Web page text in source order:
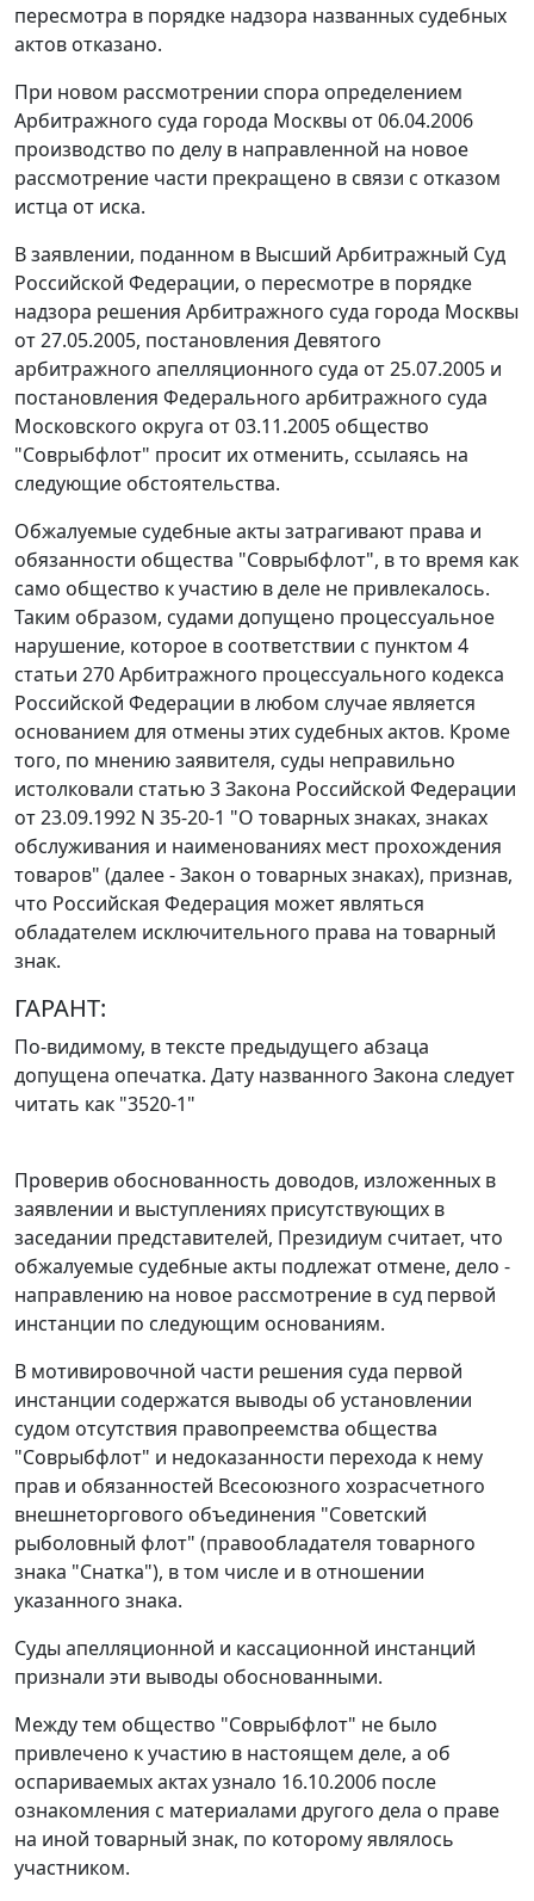
пересмотра в порядке надзора названных судебных
актов отказано.
При новом рассмотрении спора определением
Арбитражного суда города Москвы от 06.04.2006
производство по делу в направленной на новое
рассмотрение части прекращено в связи с отказом
истца от иска.
В заявлении, поданном в Высший Арбитражный Суд
Российской Федерации, о пересмотре в порядке
надзора решения Арбитражного суда города Москвы
от 27.05.2005, постановления Девятого
арбитражного апелляционного суда от 25.07.2005 и
постановления Федерального арбитражного суда
Московского округа от 03.11.2005 общество
"Соврыбфлот" просит их отменить, ссылаясь на
следующие обстоятельства.
Обжалуемые судебные акты затрагивают права и
обязанности общества "Соврыбфлот", в то время как
само общество к участию в деле не привлекалось.
Таким образом, судами допущено процессуальное
нарушение, которое в соответствии с пунктом 4
статьи 270Арбитражного процессуального кодекса
Российской Федерации в любом случае является
основанием для отмены этих судебных актов. Кроме
того, по мнению заявителя, суды неправильно
истолковали статью 3Закона Российской Федерации
от 23.09.1992 N 35-20-1 "О товарных знаках, знаках
обслуживания и наименованиях мест прохождения
товаров" (далее - Закон о товарных знаках), признав,
что Российская Федерация может являться
обладателем исключительного права на товарный
знак.
ГАРАНТ:
По-видимому, в тексте предыдущего абзаца
допущена опечатка. Дату названного Закона следует
читать как "3520-1"
Проверив обоснованность доводов, изложенных в
заявлении и выступлениях присутствующих в
заседании представителей, Президиум считает, что
обжалуемые судебные акты подлежат отмене, дело -
направлению на новое рассмотрение в суд первой
инстанции по следующим основаниям.
В мотивировочной части решения суда первой
инстанции содержатся выводы об установлении
судом отсутствия правопреемства общества
"Соврыбфлот" и недоказанности перехода к нему
прав и обязанностей Всесоюзного хозрасчетного
внешнеторгового объединения "Советский
рыболовный флот" (правообладателя товарного
знака "Снатка"), в том числе и в отношении
указанного знака.
Суды апелляционной и кассационной инстанций
признали эти выводы обоснованными.
Между тем общество "Соврыбфлот" не было
привлечено к участию в настоящем деле, а об
оспариваемых актах узнало 16.10.2006 после
ознакомления с материалами другого дела о праве
на иной товарный знак, по которому являлось
участником.